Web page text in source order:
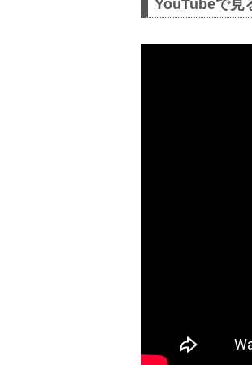
YouTubeで見